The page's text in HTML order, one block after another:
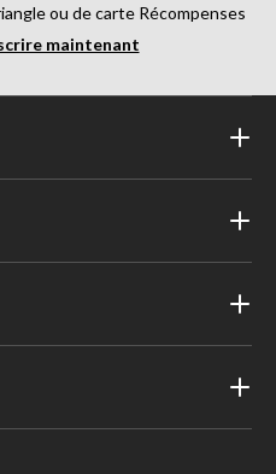
ou de carte Récompenses
maintenant